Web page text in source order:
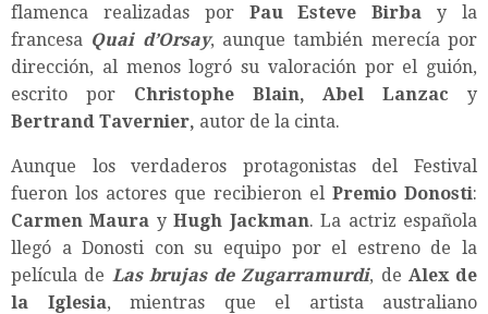
flamenca realizadas por Pau Esteve Birbay
la
francesa Quai d’Orsay, aunque también merecía por
dirección, al menos logró su valoración por el guión,
escrito por Christophe Blain, Abel Lanzacy
Bertrand Tavernier, autor de la cinta.
Aunque los verdaderos protagonistas del Festival
fueron los actores que recibieron el Premio Donosti:
Carmen Maura yHugh Jackman. La actriz española
llegó a Donosti con su equipo por el estreno de la
película de Las brujas de Zugarramurdi, de Alex de
la Iglesia, mientras que el artista australiano